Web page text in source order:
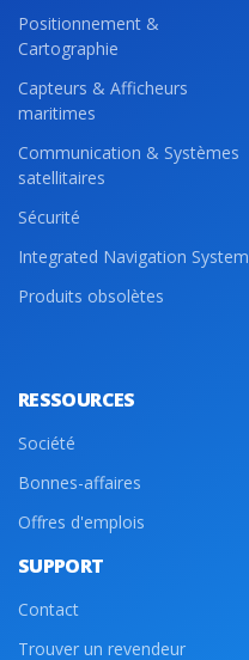
Positionnement &
Cartographie
Capteurs & Afficheurs
maritimes
Communication & Systèmes
satellitaires
Sécurité
Integrated Navigation System
Produits obsolètes
RESSOURCES
Société
Bonnes-affaires
Offres d'emplois
SUPPORT
Contact
Trouver un revendeur